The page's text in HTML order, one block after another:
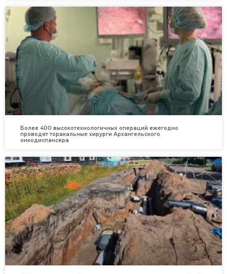
Более 400 высокотехнологичных операций ежегодно
проводят торакальные хирурги Архангельского
онкодиспансера